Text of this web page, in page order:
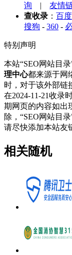
询 | 友情
查收录 ： 百度
搜狗 - 360 -
特别声明
本站“SEO网站目
理中心都来源于网
时，对于该外部链
在2024-11-21收录
期网页的内容如出
除，“SEO网站目
请尽快添加本站友
相关随机